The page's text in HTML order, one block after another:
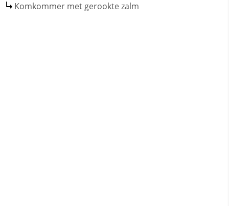
Komkommer met gerookte zalm